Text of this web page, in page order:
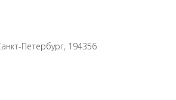
Петербург, 194356